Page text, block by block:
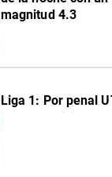
magnitud 4.3
Liga 1: Por penal